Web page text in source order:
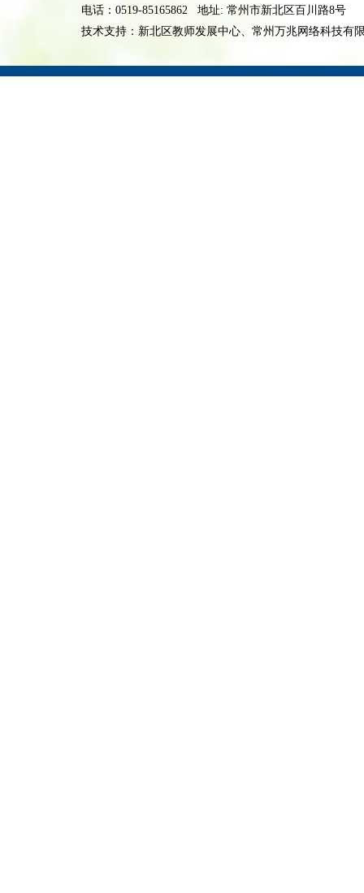
电话：0519-85165862 地址: 常州市新北区百川路8号
技术支持：新北区教师发展中心、常州万兆网络科技